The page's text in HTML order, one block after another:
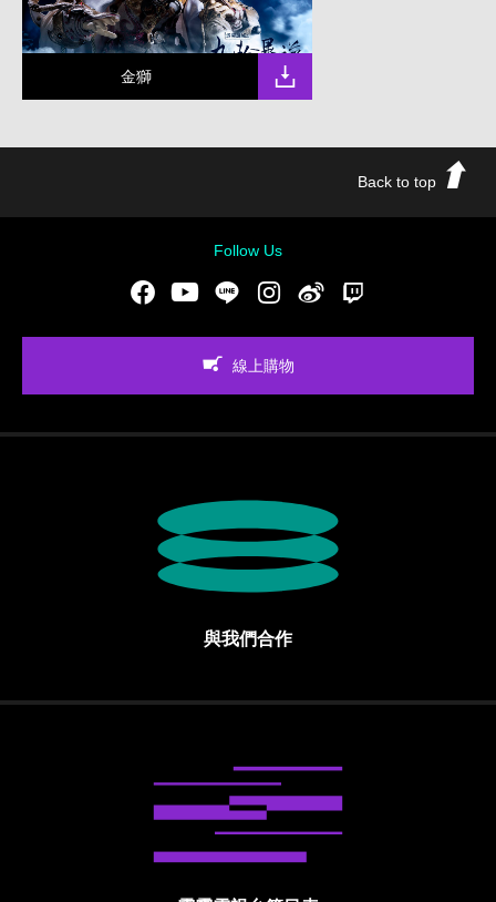
金獅
Back to top
Follow Us
FacebookYoutubeLINE Instgram新浪微博
線上購物
與我們合作